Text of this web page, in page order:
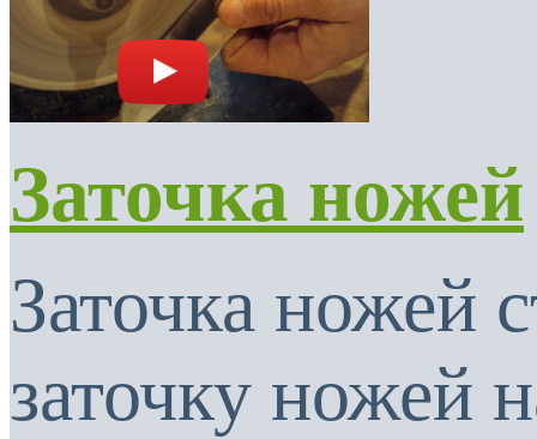
Заточка ножей
Заточка ножей
заточку ножей